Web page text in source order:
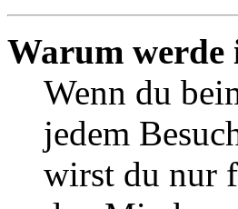
Warum werde
Wenn du
jedem
wirst du nur